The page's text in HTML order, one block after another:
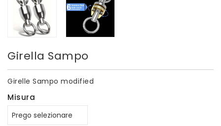
Girella Sampo
Girelle Sampo modified
Misura